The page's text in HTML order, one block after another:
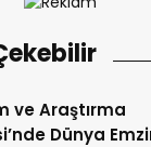
ve Araştırma
Dünya